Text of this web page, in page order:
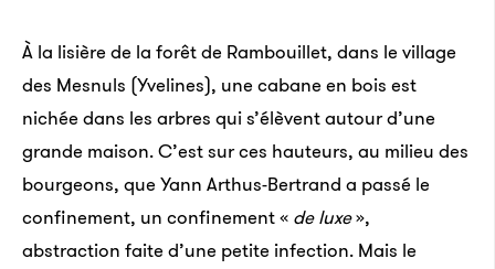
À la lisière de la forêt de Rambouillet, dans le village
des Mesnuls (Yvelines), une cabane en bois est
nichée dans les arbres qui s’élèvent autour d’une
grande maison. C’est sur ces hauteurs, au milieu des
bourgeons, que Yann Arthus-Bertrand a passé le
confinement, un confinement « de luxe»,
abstraction faite d’une petite infection. Mais le